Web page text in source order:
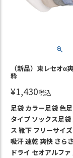
（新品）東レセオα
粋
¥1,430税込
足袋 カラー足袋 色
タイプ ソックス足
ス 靴下 フリーサイ
吸汗 速乾 爽快 さら
ドライ セオアルフ